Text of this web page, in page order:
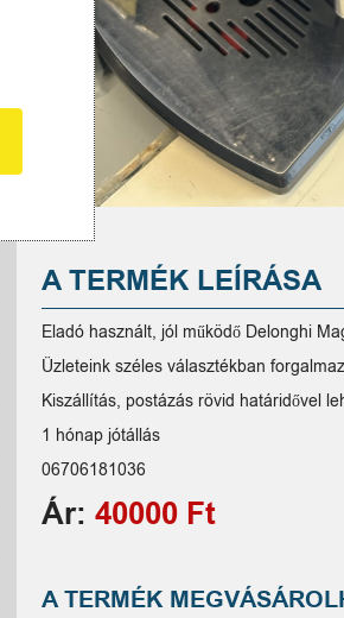
A TERMÉK LEÍRÁSA
Eladó használt, jól működő Delonghi
Üzleteink széles választékban
Kiszállítás, postázás rövid határidővel
1 hónap jótállás
06706181036
Ár:40000 Ft
A TERMÉK